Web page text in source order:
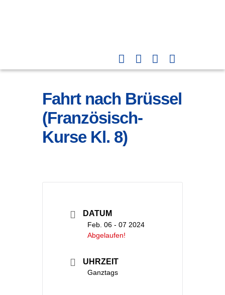
Fahrt nach Brüssel
(Französisch-
Kurse Kl. 8)
DATUM
Feb. 06 - 07 2024
Abgelaufen!
UHRZEIT
Ganztags